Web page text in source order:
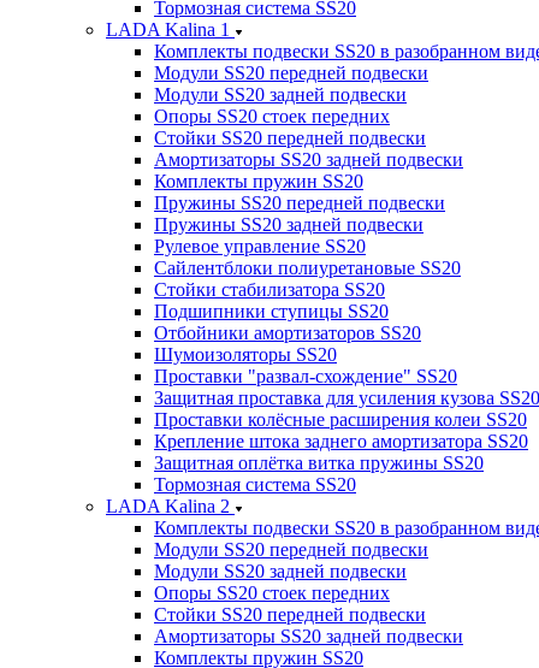
Тормозная система SS20
LADA Kalina 1
Комплекты подвески SS20 в разобранном
Модули SS20 передней подвески
Модули SS20 задней подвески
Опоры SS20 стоек передних
Стойки SS20 передней подвески
Амортизаторы SS20 задней подвески
Комплекты пружин SS20
Пружины SS20 передней подвески
Пружины SS20 задней подвески
Рулевое управление SS20
Сайлентблоки полиуретановые SS20
Стойки стабилизатора SS20
Подшипники ступицы SS20
Отбойники амортизаторов SS20
Шумоизоляторы SS20
Проставки "развал-схождение" SS20
Защитная проставка для усиления кузова SS20
Проставки колёсные расширения колеи SS20
Крепление штока заднего амортизатора SS20
Защитная оплётка витка пружины SS20
Тормозная система SS20
LADA Kalina 2
Комплекты подвески SS20 в разобранном
Модули SS20 передней подвески
Модули SS20 задней подвески
Опоры SS20 стоек передних
Стойки SS20 передней подвески
Амортизаторы SS20 задней подвески
Комплекты пружин SS20